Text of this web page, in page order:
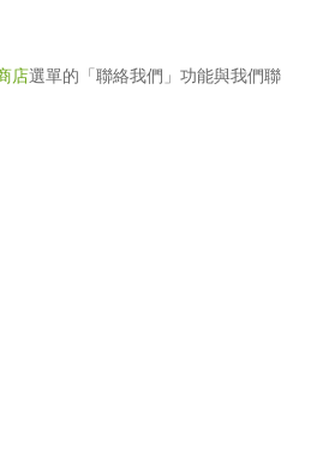
店選單的「聯絡我們」功能與我們聯